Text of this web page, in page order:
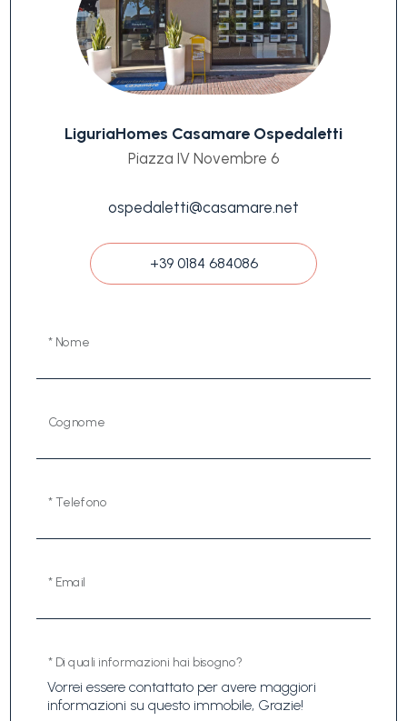
LiguriaHomes Casamare Ospedaletti
Piazza IV Novembre 6
ospedaletti@casamare.net
+39 0184 684086
* Nome
Cognome
* Telefono
* Email
* Di quali informazioni hai bisogno?